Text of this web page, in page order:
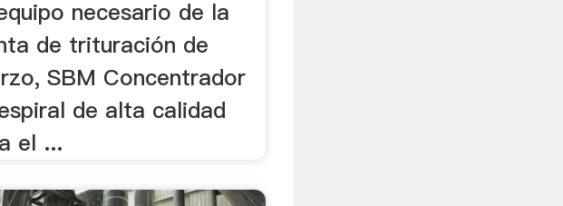
necesario de la
de trituración de
SBM Concentrador
de alta calidad
el ...